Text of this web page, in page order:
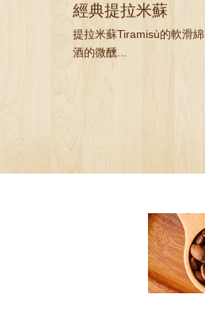
經典提拉米蘇
提拉米蘇Tiramisù的軟滑
酒的微醺...